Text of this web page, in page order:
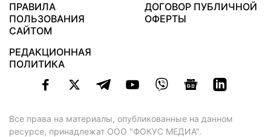
ПРАВИЛА
ПОЛЬЗОВАНИЯ
САЙТОМ
ДОГОВОР ПУБЛИЧНОЙ
ОФЕРТЫ
РЕДАКЦИОННАЯ
ПОЛИТИКА
Все права на материалы, опубликованные на данном
ресурсе, принадлежат ООО "ФОКУС МЕДИА".